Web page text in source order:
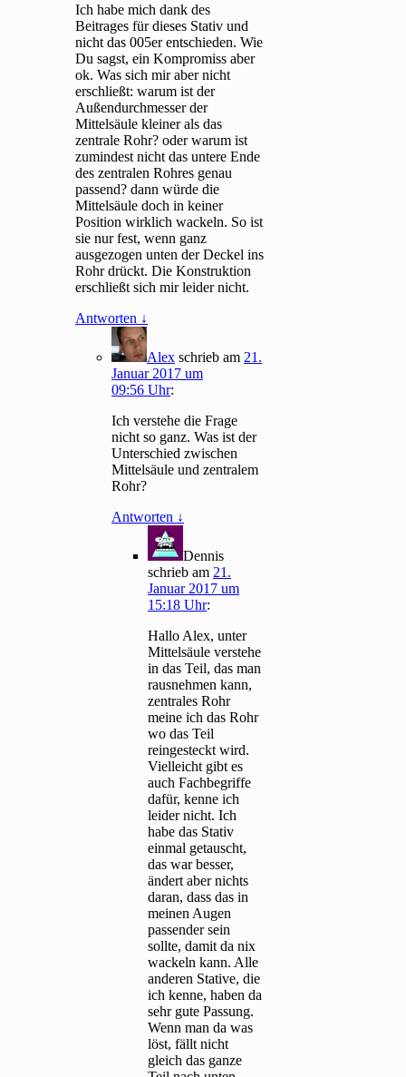
Ich habe mich dank des
Beitrages für dieses Stativ und
nicht das 005er entschieden. Wie
Du sagst, ein Kompromiss aber
ok. Was sich mir aber nicht
erschließt: warum ist der
Außendurchmesser der
Mittelsäule kleiner als das
zentrale Rohr? oder warum ist
zumindest nicht das untere Ende
des zentralen Rohres genau
passend? dann würde die
Mittelsäule doch in keiner
Position wirklich wackeln. So ist
sie nur fest, wenn ganz
ausgezogen unten der Deckel ins
Rohr drückt. Die Konstruktion
erschließt sich mir leider nicht.
Antworten ↓
Alex schrieb am 21.
Januar 2017 um
09:56 Uhr:
Ich verstehe die Frage
nicht so ganz. Was ist der
Unterschied zwischen
Mittelsäule und zentralem
Rohr?
Antworten ↓
Dennis
schrieb am 21.
Januar 2017 um
15:18 Uhr:
Hallo Alex, unter
Mittelsäule verstehe
in das Teil, das man
rausnehmen kann,
zentrales Rohr
meine ich das Rohr
wo das Teil
reingesteckt wird.
Vielleicht gibt es
auch Fachbegriffe
dafür, kenne ich
leider nicht. Ich
habe das Stativ
einmal getauscht,
das war besser,
ändert aber nichts
daran, dass das in
meinen Augen
passender sein
sollte, damit da nix
wackeln kann. Alle
anderen Stative, die
ich kenne, haben da
sehr gute Passung.
Wenn man da was
löst, fällt nicht
gleich das ganze